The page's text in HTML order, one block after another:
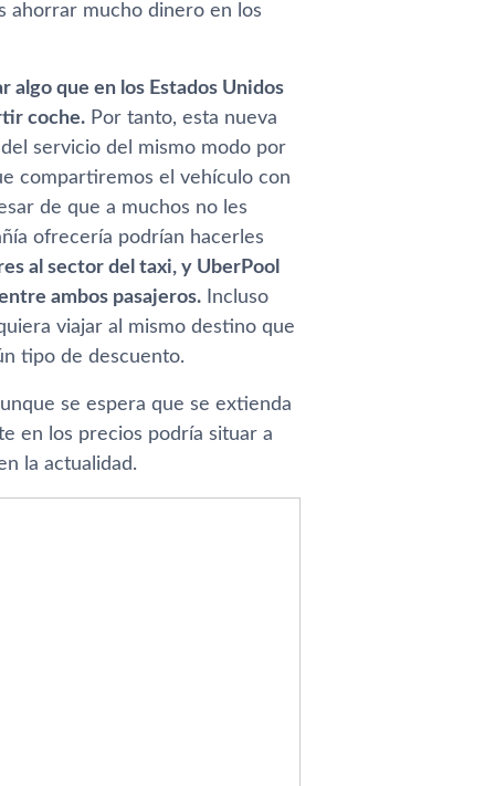
ahorrar mucho dinero en los
algo que en los Estados Unidos
coche. Por tanto, esta nueva
servicio del mismo modo por
compartiremos el vehí­culo con
de que a muchos no les
ofrecerí­a podrí­an hacerles
al sector del taxi, y UberPool
ambos pasajeros. Incluso
viajar al mismo destino que
tipo de descuento.
se espera que se extienda
en los precios podrí­a situar a
la actualidad.